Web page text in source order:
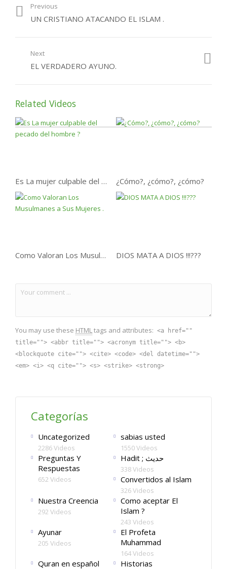
perdidos de Ramadan .
Previous
UN CRISTIANO ATACANDO EL ISLAM .
Next
EL VERDADERO AYUNO.
Related Videos
Es La mujer culpable del pecado del hombre ? ¿Cómo?, ¿cómo?, ¿cómo?
Como Valoran Los Musulmanes a Sus Mujeres . DIOS MATA A DIOS !!!???
You may use these HTMLtags and attributes: <a href=""
title=""> <abbr title=""> <acronym title=""> <b>
<blockquote cite=""> <cite> <code> <del datetime="">
<em> <i> <q cite=""> <s> <strike> <strong>
Categorías
Uncategorized
2286 Videos
sabias usted
1550 Videos
Preguntas Y
Respuestas
652 Videos
Hadit ; حديث
338 Videos
Convertidos al Islam
326 Videos
Nuestra Creencia
292 Videos
Como aceptar El
Islam ?
243 Videos
Ayunar
205 Videos
El Profeta
Muhammad
164 Videos
Quran en español Historias